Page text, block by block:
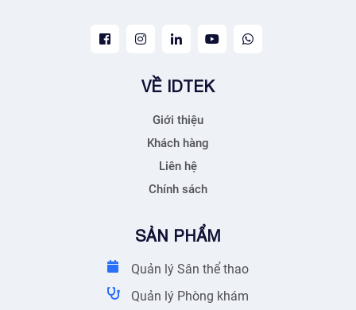
VỀ IDTEK
Giới thiệu
Khách hàng
Liên hệ
Chính sách
SẢN PHẨM
Quản lý Sân thể thao
Quản lý Phòng khám